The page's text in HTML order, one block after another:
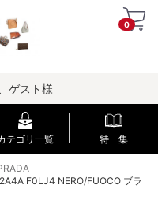
0
ゲスト様
テゴリ一覧 特 集
F0LJ4 NERO/FUOCO ブラ